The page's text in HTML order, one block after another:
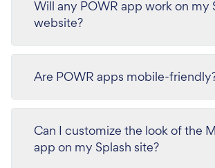
Will any POWR app work on my
website?
Are POWR apps mobile-
Can I customize the look of the
app on my Splash site?